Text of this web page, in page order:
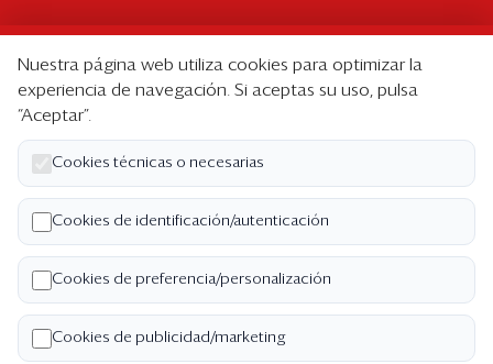
Suscripción individual
Paquetes corporativos
Edición Impresa
Nosotros
Quiénes somos
Código de ética
Términos y Condiciones
Nuestra página web utiliza cookies para optimizar la
experiencia de navegación. Si aceptas su uso, pulsa
“Aceptar”.
Cookies técnicas o necesarias
Cookies de identificación/autenticación
Cookies de preferencia/personalización
Cookies de publicidad/marketing